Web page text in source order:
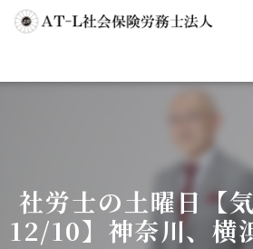
社労士の土曜日【
12/10】神奈川、横